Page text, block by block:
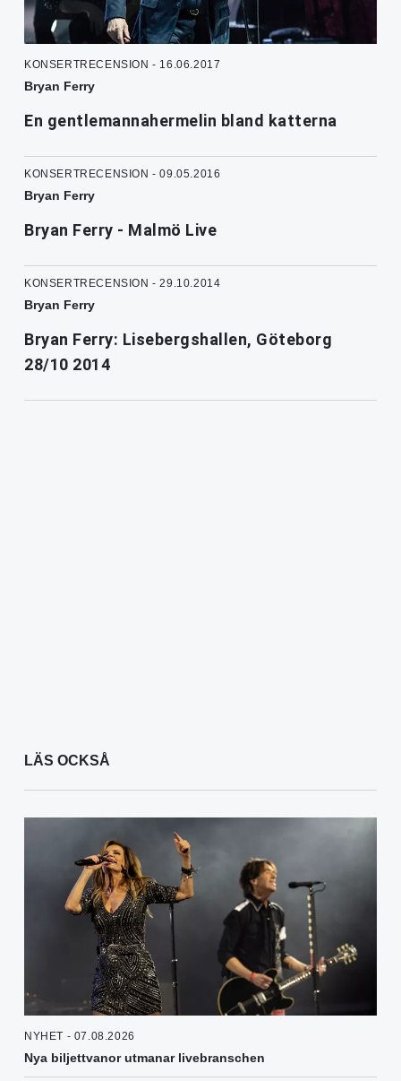
KONSERTRECENSION - 16.06.2017
Bryan Ferry
En gentlemannahermelin bland katterna
KONSERTRECENSION - 09.05.2016
Bryan Ferry
Bryan Ferry - Malmö Live
KONSERTRECENSION - 29.10.2014
Bryan Ferry
Bryan Ferry: Lisebergshallen, Göteborg
28/10 2014
LÄS OCKSÅ
NYHET - 07.08.2026
Nya biljettvanor utmanar livebranschen